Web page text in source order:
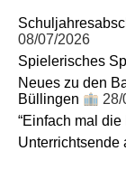
08/07/2026
Spielerisches
Neues zu den
Büllingen
28/
“Einfach mal
Unterrichtsende